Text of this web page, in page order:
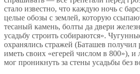
стало известно, что каждую ночь с
целые обозы с землей, которую
тесаный камень, болты да двери
усадьбу строить собираются».
охранялись стражей (Баташев получил
иметь своих «егерей числом в 800»),
мог проникнуть за стены усадьбы без